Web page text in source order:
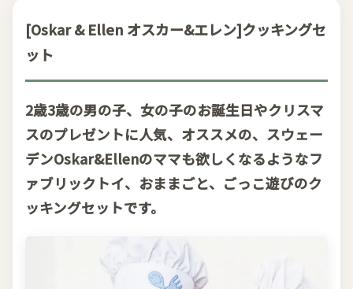
[Oskar & Ellen オスカー&エレン]クッキングセ
ット
2歳3歳の男の子、女の子のお誕生日やクリスマ
スのプレゼントに人気、オススメの、スウェー
デンOskar&Ellenのママも欲しくなるようなフ
ァブリックトイ、おままごと、ごっこ遊びのク
ッキングセットです。